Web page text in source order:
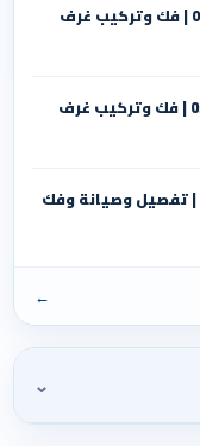
نجار الحمراء بمكة 0546138860⁩ | فك وتركيب غرف
نجار الفيحاء بمكة 0546138860⁩ | فك وتركيب غرف
نجار مكة العوالي 0546138860⁩ | تفصيل وصيانة وفك
←
⌄